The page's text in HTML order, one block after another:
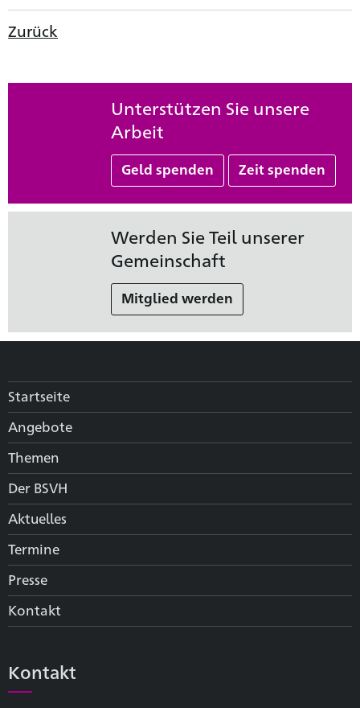
Zurück
Unterstützen Sie unsere
Arbeit
Geld spenden Zeit spenden
Werden Sie Teil unserer
Gemeinschaft
Mitglied werden
Startseite
Angebote
Themen
Der BSVH
Aktuelles
Termine
Presse
Kontakt
Kontakt